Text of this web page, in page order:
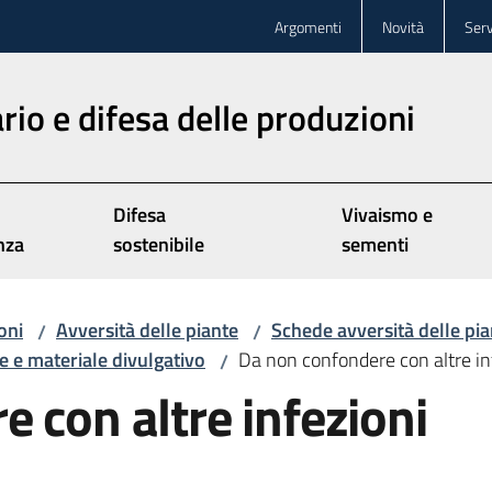
Argomenti Novità
e difesa delle produzioni
Difesa
sostenibile
Vivaismo e
sementi
/ Avversità delle piante / Schede avversità delle
e materiale divulgativo / Da non confondere con altre
con altre infezioni